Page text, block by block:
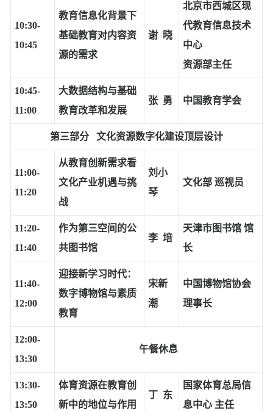
10:30-
10:45
教育信息化背景下
基础教育对内容资
源的需求
谢 晓
北京市西城区现
代教育信息技术
中心
资源部主任
10:45-
11:00
大数据结构与基础
教育改革和发展
张 勇 中国教育学会
第三部分 文化资源数字化建设顶层设计
11:00-
11:20
从教育创新需求看
文化产业机遇与挑
战
刘小
琴
文化部 巡视员
11:20-
11:40
作为第三空间的公
共图书馆
李 培
天津市图书馆 馆
长
11:40-
12:00
迎接新学习时代：
数字博物馆与素质
教育
宋新
潮
中国博物馆协会
理事长
12:00-
13:30
午餐休息
13:30-
13:50
体育资源在教育创
新中的地位与作用
丁 东
国家体育总局信
息中心 主任